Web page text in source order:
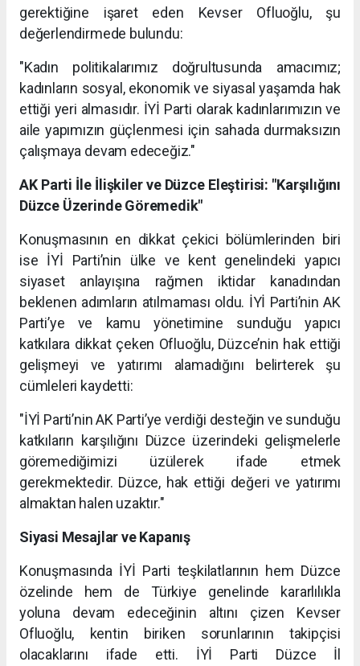
gerektiğine işaret eden Kevser Ofluoğlu, şu
değerlendirmede bulundu:
"Kadın politikalarımız doğrultusunda amacımız;
kadınların sosyal, ekonomik ve siyasal yaşamda hak
ettiği yeri almasıdır. İYİ Parti olarak kadınlarımızın ve
aile yapımızın güçlenmesi için sahada durmaksızın
çalışmaya devam edeceğiz."
AK Parti İle İlişkiler ve Düzce Eleştirisi: "Karşılığını
Düzce Üzerinde Göremedik"
Konuşmasının en dikkat çekici bölümlerinden biri
ise İYİ Parti’nin ülke ve kent genelindeki yapıcı
siyaset anlayışına rağmen iktidar kanadından
beklenen adımların atılmaması oldu. İYİ Parti’nin AK
Parti’ye ve kamu yönetimine sunduğu yapıcı
katkılara dikkat çeken Ofluoğlu, Düzce’nin hak ettiği
gelişmeyi ve yatırımı alamadığını belirterek şu
cümleleri kaydetti:
"İYİ Parti’nin AK Parti’ye verdiği desteğin ve sunduğu
katkıların karşılığını Düzce üzerindeki gelişmelerle
göremediğimizi üzülerek ifade etmek
gerekmektedir. Düzce, hak ettiği değeri ve yatırımı
almaktan halen uzaktır."
Siyasi Mesajlar ve Kapanış
Konuşmasında İYİ Parti teşkilatlarının hem Düzce
özelinde hem de Türkiye genelinde kararlılıkla
yoluna devam edeceğinin altını çizen Kevser
Ofluoğlu, kentin biriken sorunlarının takipçisi
olacaklarını ifade etti. İYİ Parti Düzce İl